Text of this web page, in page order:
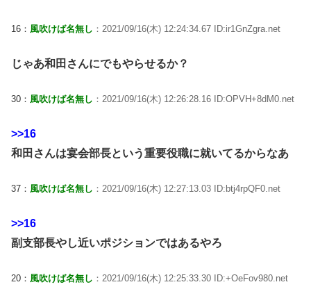
16： 風吹けば名無し ：2021/09/16(木) 12:24:34.67 ID:ir1GnZgra.net
じゃあ和田さんにでもやらせるか？
30： 風吹けば名無し ：2021/09/16(木) 12:26:28.16 ID:OPVH+8dM0.net
>>16
和田さんは宴会部長という重要役職に就いてるからなあ
37： 風吹けば名無し ：2021/09/16(木) 12:27:13.03 ID:btj4rpQF0.net
>>16
副支部長やし近いポジションではあるやろ
20： 風吹けば名無し ：2021/09/16(木) 12:25:33.30 ID:+OeFov980.net